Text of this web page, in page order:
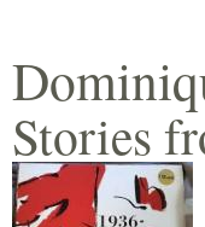
Stories